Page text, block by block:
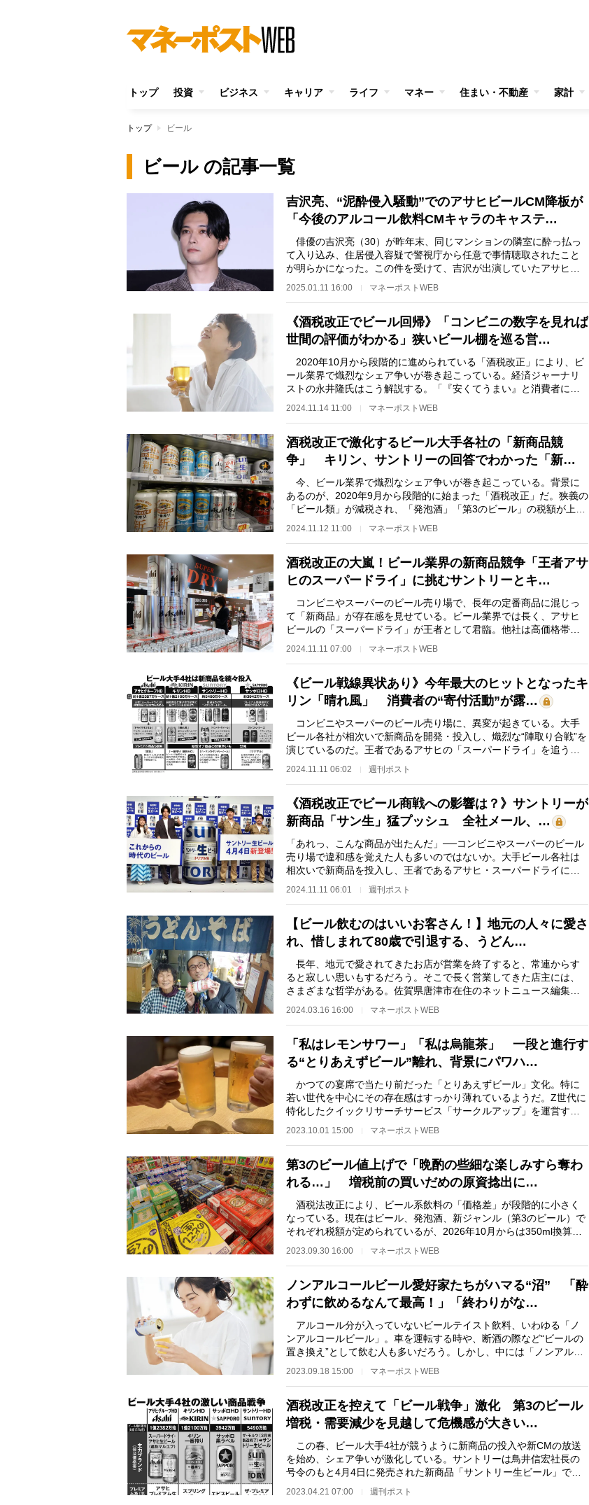
トップ 投資 ビジネス キャリア ライフ マネー 住まい・不動産 家計
トップ ビール
ビール の記事一覧
吉沢亮、“泥酔侵入騒動”でのアサヒビールCM降板が
「今後のアルコール飲料CMキャラのキャステ…
俳優の吉沢亮（30）が昨年末、同じマンションの隣室に酔っ払っ
て入り込み、住居侵入容疑で警視庁から任意で事情聴取されたこと
が明らかになった。この件を受けて、吉沢が出演していたアサヒビ
2025.01.11 16:00 マネーポストWEB
《酒税改正でビール回帰》「コンビニの数字を見れば
世間の評価がわかる」狭いビール棚を巡る営…
2020年10月から段階的に進められている「酒税改正」により、ビ
ール業界で熾烈なシェア争いが巻き起こっている。経済ジャーナリ
ストの永井隆氏はこう解説する。「『安くてうまい』と消費者に支
2024.11.14 11:00 マネーポストWEB
酒税改正で激化するビール大手各社の「新商品競
争」 キリン、サントリーの回答でわかった「新…
今、ビール業界で熾烈なシェア争いが巻き起こっている。背景に
あるのが、2020年9月から段階的に始まった「酒税改正」だ。狭義の
「ビール類」が減税され、「発泡酒」「第3のビール」の税額が上が
2024.11.12 11:00 マネーポストWEB
酒税改正の大嵐！ビール業界の新商品競争「王者アサ
ヒのスーパードライ」に挑むサントリーとキ…
コンビニやスーパーのビール売り場で、長年の定番商品に混じっ
て「新商品」が存在感を見せている。ビール業界では長く、アサヒ
ビールの「スーパードライ」が王者として君臨。他社は高価格帯の
2024.11.11 07:00 マネーポストWEB
《ビール戦線異状あり》今年最大のヒットとなったキ
リン「晴れ風」 消費者の“寄付活動”が露…
コンビニやスーパーのビール売り場に、異変が起きている。大手
ビール各社が相次いで新商品を開発・投入し、熾烈な“陣取り合戦”を
演じているのだ。王者であるアサヒの「スーパードライ」を追う形
で、サントリーは…
2024.11.11 06:02 週刊ポスト
《酒税改正でビール商戦への影響は？》サントリーが
新商品「サン生」猛プッシュ 全社メール、…
「あれっ、こんな商品が出たんだ」──コンビニやスーパーのビール
売り場で違和感を覚えた人も多いのではないか。大手ビール各社は
相次いで新商品を投入し、王者であるアサヒ・スーパードライに迫
ろうとしている。「…
2024.11.11 06:01 週刊ポスト
【ビール飲むのはいいお客さん！】地元の人々に愛さ
れ、惜しまれて80歳で引退する、うどん…
長年、地元で愛されてきたお店が営業を終了すると、常連からす
ると寂しい思いもするだろう。そこで長く営業してきた店主には、
さまざまな哲学がある。佐賀県唐津市在住のネットニュース編集者
2024.03.16 16:00 マネーポストWEB
「私はレモンサワー」「私は烏龍茶」 一段と進行す
る“とりあえずビール”離れ、背景にパワハ…
かつての宴席で当たり前だった「とりあえずビール」文化。特に
若い世代を中心にその存在感はすっかり薄れているようだ。Z世代に
特化したクイックリサーチサービス「サークルアップ」を運営する
2023.10.01 15:00 マネーポストWEB
第3のビール値上げで「晩酌の些細な楽しみすら奪わ
れる…」 増税前の買いだめの原資捻出に…
酒税法改正により、ビール系飲料の「価格差」が段階的に小さく
なっている。現在はビール、発泡酒、新ジャンル（第3のビール）で
それぞれ税額が定められているが、2026年10月からは350ml換算で
2023.09.30 16:00 マネーポストWEB
ノンアルコールビール愛好家たちがハマる“沼” 「酔
わずに飲めるなんて最高！」「終わりがな…
アルコール分が入っていないビールテイスト飲料、いわゆる「ノ
ンアルコールビール」。車を運転する時や、断酒の際など“ビールの
置き換え”として飲む人も多いだろう。しかし、中には「ノンアルコ
2023.09.18 15:00 マネーポストWEB
酒税改正を控えて「ビール戦争」激化 第3のビール
増税・需要減少を見越して危機感が大きい…
この春、ビール大手4社が競うように新商品の投入や新CMの放送
を始め、シェア争いが激化している。サントリーは鳥井信宏社長の
号令のもと4月4日に発売された新商品「サントリー生ビール」で攻
勢をかける。昨年、キ…
2023.04.21 07:00 週刊ポスト